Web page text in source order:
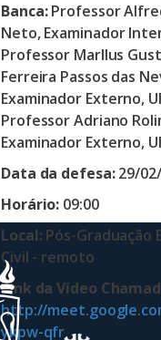
Banca:Professor
Neto, Examinador
Professor Marllus
Ferreira Passos das
Examinador Externo,
Professor Adriano
Examinador Externo,
Data da defesa:29/
Horário: 09:00
Local: Pós-Graduação
Civil - remoto
Link da Vídeo
http://
ykpw-qfr